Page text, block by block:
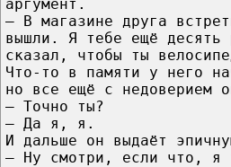
аргумент.
— В магазине друга
вышли. Я тебе ещё десять
сказал, чтобы ты
Что-то в памяти у него
но все ещё с недоверием
— Точно ты?
— Да я, я.
И дальше он выдаёт
— Ну смотри, если что, я